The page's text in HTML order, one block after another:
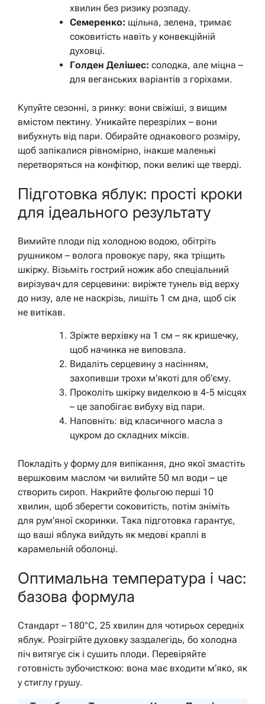
хвилин без ризику розпаду.
Семеренко: щільна, зелена, тримає
соковитість навіть у конвекційній
духовці.
Голден Делішес: солодка, але міцна –
для веганських варіантів з горіхами.
Купуйте сезонні, з ринку: вони свіжіші, з вищим
вмістом пектину. Уникайте перезрілих – вони
вибухнуть від пари. Обирайте однакового розміру,
щоб запікалися рівномірно, інакше маленькі
перетворяться на конфітюр, поки великі ще тверді.
Підготовка яблук: прості кроки
для ідеального результату
Вимийте плоди під холодною водою, обітріть
рушником – волога провокує пару, яка тріщить
шкірку. Візьміть гострий ножик або спеціальний
вирізувач для серцевини: виріжте тунель від верху
до низу, але не наскрізь, лишіть 1 см дна, щоб сік
не витікав.
Зріжте верхівку на 1 см – як кришечку,
щоб начинка не виповзла.
Видаліть серцевину з насінням,
захопивши трохи м’якоті для об’єму.
Проколіть шкірку виделкою в 4-5 місцях
– це запобігає вибуху від пари.
Наповніть: від класичного масла з
цукром до складних міксів.
Покладіть у форму для випікання, дно якої змастіть
вершковим маслом чи вилийте 50 мл води – це
створить сироп. Накрийте фольгою перші 10
хвилин, щоб зберегти соковитість, потім зніміть
для рум’яної скоринки. Така підготовка гарантує,
що ваші яблука вийдуть як медові краплі в
карамельній оболонці.
Оптимальна температура і час:
базова формула
Стандарт – 180°C, 25 хвилин для чотирьох середніх
яблук. Розігрійте духовку заздалегідь, бо холодна
піч витягує сік і сушить плоди. Перевіряйте
готовність зубочисткою: вона має входити м’яко, як
у стиглу грушу.